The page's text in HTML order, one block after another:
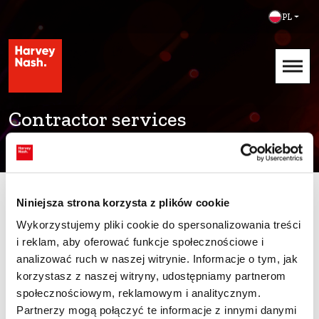
Niniejsza strona korzysta z plików cookie
Wykorzystujemy pliki cookie do spersonalizowania treści
i reklam, aby oferować funkcje społecznościowe i
analizować ruch w naszej witrynie. Informacje o tym, jak
korzystasz z naszej witryny, udostępniamy partnerom
społecznościowym, reklamowym i analitycznym.
Partnerzy mogą połączyć te informacje z innymi danymi
PL
Contractor services
Szybkie linki